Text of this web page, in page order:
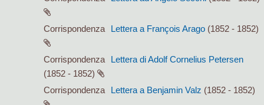
Corrispondenza Lettera a François Arago (1852 - 1852)
Corrispondenza
Lettera di Adolf Cornelius Petersen
(1852 - 1852)
Corrispondenza
Lettera a Benjamin Valz (1852 - 1852)